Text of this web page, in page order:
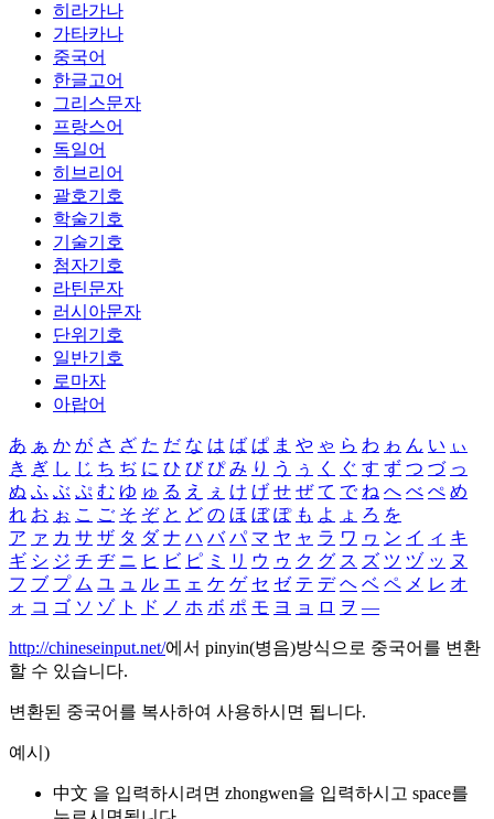
히라가나
가타카나
중국어
한글고어
그리스문자
프랑스어
독일어
히브리어
괄호기호
학술기호
기술기호
첨자기호
라틴문자
러시아문자
단위기호
일반기호
로마자
아랍어
あ ぁ か が さ ざ た だ な は ば ぱ ま や ゃ ら わ ゎ ん い ぃ
き ぎ し じ ち ぢ に ひ び ぴ み り う ぅ く ぐ す ず つ づ っ
ぬ ふ ぶ ぷ む ゆ ゅ る え ぇ け げ せ ぜ て で ね へ べ ぺ め
れ お ぉ こ ご そ ぞ と ど の ほ ぼ ぽ も よ ょ ろ を
ア ァ カ サ ザ タ ダ ナ ハ バ パ マ ヤ ャ ラ ワ ヮ ン イ ィ キ
ギ シ ジ チ ヂ ニ ヒ ビ ピ ミ リ ウ ゥ ク グ ス ズ ツ ヅ ッ ヌ
フ ブ プ ム ユ ュ ル エ ェ ケ ゲ セ ゼ テ デ ヘ ベ ペ メ レ オ
ォ コ ゴ ソ ゾ ト ド ノ ホ ボ ポ モ ヨ ョ ロ ヲ ―
http://chineseinput.net/에서 pinyin(병음)방식으로 중국어를 변환
할 수 있습니다.
변환된 중국어를 복사하여 사용하시면 됩니다.
예시)
中文 을 입력하시려면 zhongwen을 입력하시고 space를